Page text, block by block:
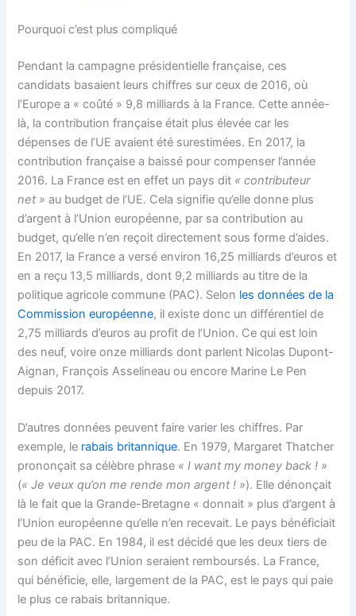
Pourquoi c’est plus compliqué
Pendant la campagne présidentielle française, ces
candidats basaient leurs chiffres sur ceux de 2016, où
l’Europe a « coûté » 9,8 milliards à la France. Cette année-
là, la contribution française était plus élevée car les
dépenses de l’UE avaient été surestimées. En 2017, la
contribution française a baissé pour compenser l’année
2016. La France est en effet un pays dit « contributeur
net » au budget de l’UE. Cela signifie qu’elle donne plus
d’argent à l’Union européenne, par sa contribution au
budget, qu’elle n’en reçoit directement sous forme d’aides.
En 2017, la France a versé environ 16,25 milliards d’euros et
en a reçu 13,5 milliards, dont 9,2 milliards au titre de la
politique agricole commune (PAC). Selon les données de la
Commission européenne, il existe donc un différentiel de
2,75 milliards d’euros au profit de l’Union. Ce qui est loin
des neuf, voire onze milliards dont parlent Nicolas Dupont-
Aignan, François Asselineau ou encore Marine Le Pen
depuis 2017.
D’autres données peuvent faire varier les chiffres. Par
exemple, le rabais britannique. En 1979, Margaret Thatcher
prononçait sa célèbre phrase « I want my money back ! »
(« Je veux qu’on me rende mon argent ! »). Elle dénonçait
là le fait que la Grande-Bretagne « donnait » plus d’argent à
l’Union européenne qu’elle n’en recevait. Le pays bénéficiait
peu de la PAC. En 1984, il est décidé que les deux tiers de
son déficit avec l’Union seraient remboursés. La France,
qui bénéficie, elle, largement de la PAC, est le pays qui paie
le plus ce rabais britannique.